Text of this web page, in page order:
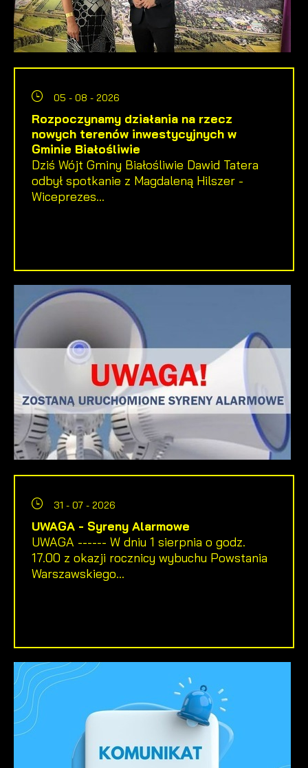
05 - 08 - 2026
Rozpoczynamy działania na rzecz
nowych terenów inwestycyjnych w
Gminie Białośliwie
Dziś Wójt Gminy Białośliwie Dawid Tatera
odbył spotkanie z Magdaleną Hilszer -
Wiceprezes...
31 - 07 - 2026
UWAGA - Syreny Alarmowe
UWAGA ------ W dniu 1 sierpnia o godz.
17.00 z okazji rocznicy wybuchu Powstania
Warszawskiego...